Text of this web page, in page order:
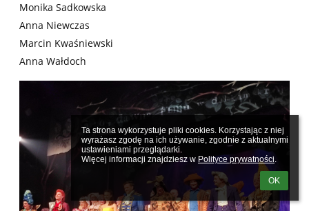
Ta strona wykorzystuje pliki cookies. Korzystając z niej
wyrażasz zgodę na ich używanie, zgodnie z aktualnymi
ustawieniami przeglądarki.
Więcej informacji znajdziesz w Polityce prywatności.
OK
Monika Sadkowska
Anna Niewczas
Marcin Kwaśniewski
Anna Wałdoch